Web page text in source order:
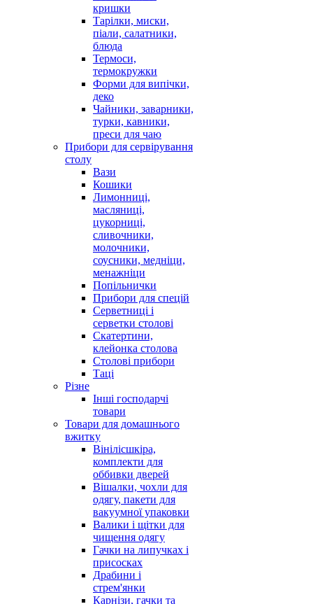
кришки
Тарілки, миски,
піали, салатники,
блюда
Термоси,
термокружки
Форми для випічки,
деко
Чайники, заварники,
турки, кавники,
преси для чаю
Прибори для сервірування
столу
Вази
Кошики
Лимонниці,
масляниці,
цукорниці,
сливочники,
молочники,
соусники, медніци,
менажніци
Попільнички
Прибори для спецій
Серветниці і
серветки столові
Скатертини,
клейонка столова
Столові прибори
Таці
Різне
Інші господарчі
товари
Товари для домашнього
вжитку
Вінілісшкіра,
комплекти для
оббивки дверей
Вішалки, чохли для
одягу, пакети для
вакуумної упаковки
Валики і щітки для
чищення одягу
Гачки на липучках і
присосках
Драбини і
стрем'янки
Карнізи, гачки та